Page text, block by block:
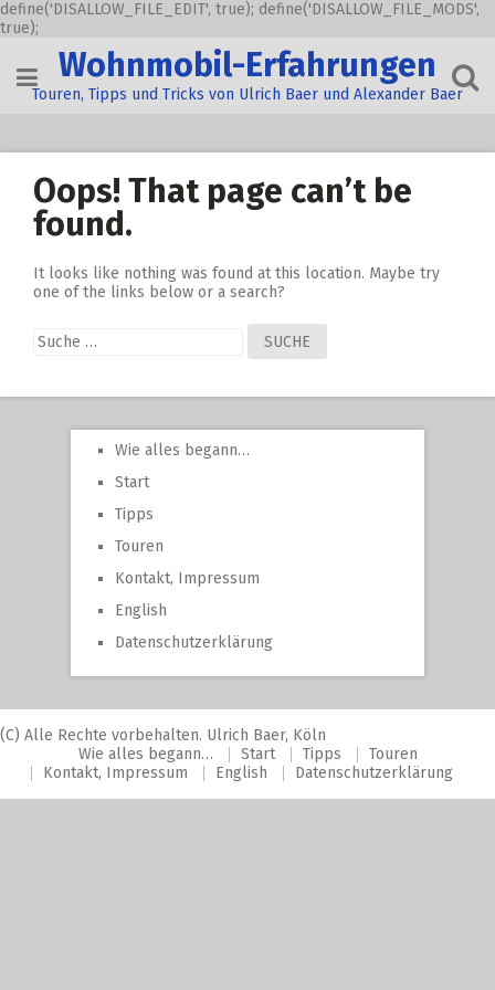
define('DISALLOW_FILE_EDIT', true); define('DISALLOW_FILE_MODS',
true);
content
Wohnmobil-Erfahrungen
Touren, Tipps und Tricks von Ulrich Baer und Alexander Baer
Oops! That page can’t be
found.
It looks like nothing was found at this location. Maybe try
one of the links below or a search?
Suche
nach:
Wie alles begann…
Start
Tipps
Touren
Kontakt, Impressum
English
Datenschutzerklärung
(C) Alle Rechte vorbehalten. Ulrich Baer, Köln
Wie alles begann…
Start Tipps
Touren
Kontakt, Impressum
English Datenschutzerklärung